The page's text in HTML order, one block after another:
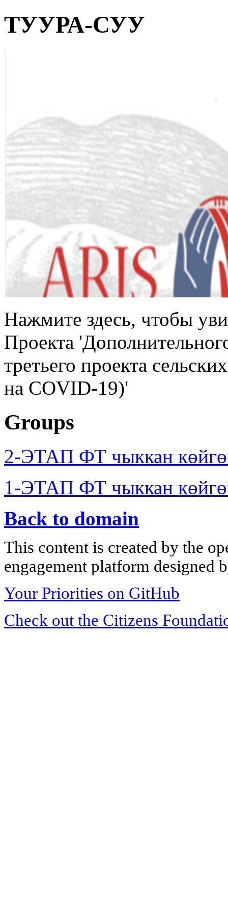
ТУУРА-СУУ
Нажмите здесь, чтобы
Проекта
третьего проекта
на COVID-19)'
Groups
2-ЭТАП ФТ чыккан
1-ЭТАП ФТ чыккан
Back to domain
This content is created by the
engagement platform designed
Your Priorities on GitHub
Check out the Citizens